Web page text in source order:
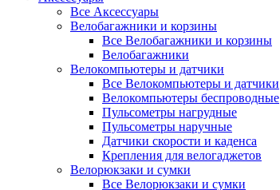
Все Аксессуары
Велобагажники и корзины
Все Велобагажники и корзины
Велобагажники
Велокомпьютеры и датчики
Все Велокомпьютеры и датчики
Велокомпьютеры беспроводные
Пульсометры нагрудные
Пульсометры наручные
Датчики скорости и каденса
Крепления для велогаджетов
Велорюкзаки и сумки
Все Велорюкзаки и сумки